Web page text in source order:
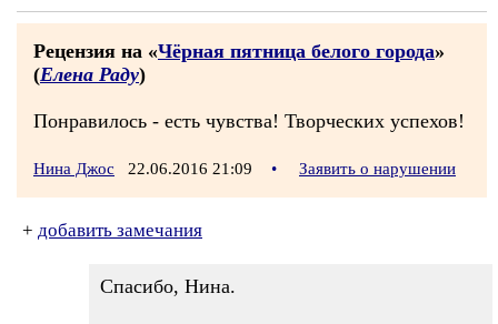
Рецензия на «Чёрная пятница белого города»
(Елена Раду)
Понравилось - есть чувства! Творческих успехов!
Нина Джос 22.06.2016 21:09 • Заявить о нарушении
+ добавить замечания
Спасибо, Нина.